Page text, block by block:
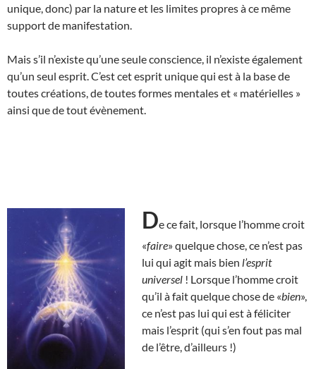
unique, donc) par la nature et les limites propres à ce même
support de manifestation.
Mais s’il n’existe qu’une seule conscience, il n’existe également
qu’un seul esprit. C’est cet esprit unique qui est à la base de
toutes créations, de toutes formes mentales et « matérielles »
ainsi que de tout évènement.
De ce fait, lorsque l’homme croit
«faire» quelque chose, ce n’est pas
lui qui agit mais bien l’esprit
universel ! Lorsque l’homme croit
qu’il à fait quelque chose de «bien»,
ce n’est pas lui qui est à féliciter
mais l’esprit (qui s’en fout pas mal
de l’être, d’ailleurs !)